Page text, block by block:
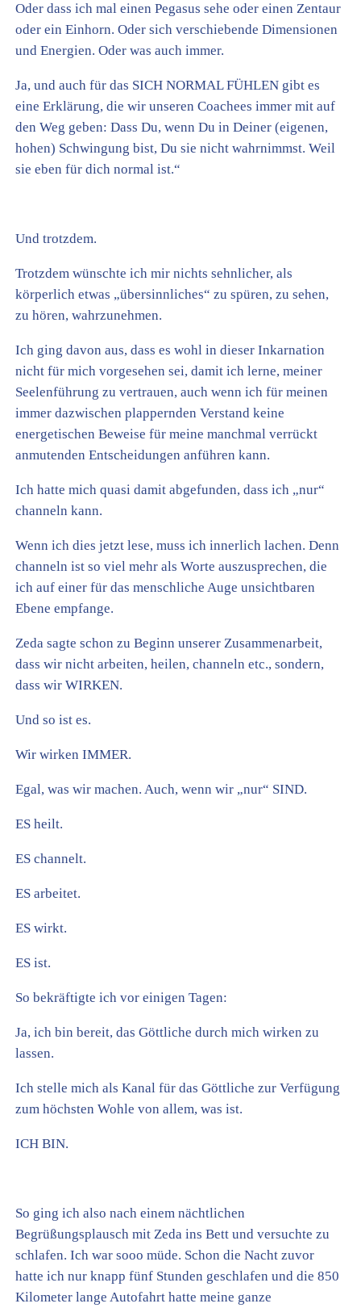
Oder dass ich mal einen Pegasus sehe oder einen Zentaur
oder ein Einhorn. Oder sich verschiebende Dimensionen
und Energien. Oder was auch immer.
Ja, und auch für das SICH NORMAL FÜHLEN gibt es
eine Erklärung, die wir unseren Coachees immer mit auf
den Weg geben: Dass Du, wenn Du in Deiner (eigenen,
hohen) Schwingung bist, Du sie nicht wahrnimmst. Weil
sie eben für dich normal ist.“
Und trotzdem.
Trotzdem wünschte ich mir nichts sehnlicher, als
körperlich etwas „übersinnliches“ zu spüren, zu sehen,
zu hören, wahrzunehmen.
Ich ging davon aus, dass es wohl in dieser Inkarnation
nicht für mich vorgesehen sei, damit ich lerne, meiner
Seelenführung zu vertrauen, auch wenn ich für meinen
immer dazwischen plappernden Verstand keine
energetischen Beweise für meine manchmal verrückt
anmutenden Entscheidungen anführen kann.
Ich hatte mich quasi damit abgefunden, dass ich „nur“
channeln kann.
Wenn ich dies jetzt lese, muss ich innerlich lachen. Denn
channeln ist so viel mehr als Worte auszusprechen, die
ich auf einer für das menschliche Auge unsichtbaren
Ebene empfange.
Zeda sagte schon zu Beginn unserer Zusammenarbeit,
dass wir nicht arbeiten, heilen, channeln etc., sondern,
dass wir WIRKEN.
Und so ist es.
Wir wirken IMMER.
Egal, was wir machen. Auch, wenn wir „nur“ SIND.
ES heilt.
ES channelt.
ES arbeitet.
ES wirkt.
ES ist.
So bekräftigte ich vor einigen Tagen:
Ja, ich bin bereit, das Göttliche durch mich wirken zu
lassen.
Ich stelle mich als Kanal für das Göttliche zur Verfügung
zum höchsten Wohle von allem, was ist.
ICH BIN.
So ging ich also nach einem nächtlichen
Begrüßungsplausch mit Zeda ins Bett und versuchte zu
schlafen. Ich war sooo müde. Schon die Nacht zuvor
hatte ich nur knapp fünf Stunden geschlafen und die 850
Kilometer lange Autofahrt hatte meine ganze